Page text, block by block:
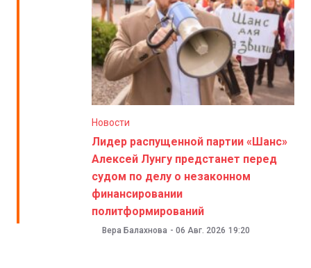
Новости
Лидер распущенной партии «Шанс»
Алексей Лунгу предстанет перед
судом по делу о незаконном
финансировании
политформирований
Вера Балахнова - 06 Авг. 2026 19:20